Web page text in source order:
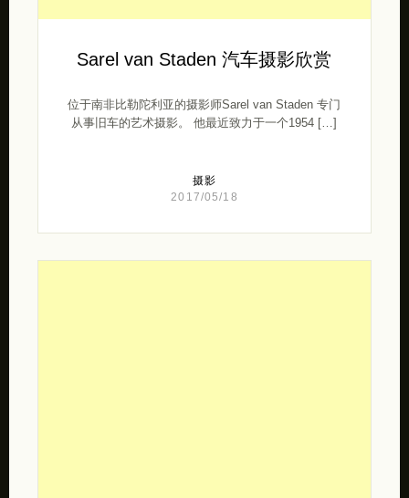
Sarel van Staden 汽车摄影欣赏
位于南非比勒陀利亚的摄影师Sarel van Staden 专门
从事旧车的艺术摄影。 他最近致力于一个1954 […]
摄影
2017/05/18